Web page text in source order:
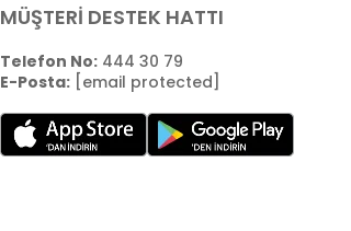
MÜŞTERİ DESTEK HATTI
Telefon No:444 30 79
E-Posta: [email protected]